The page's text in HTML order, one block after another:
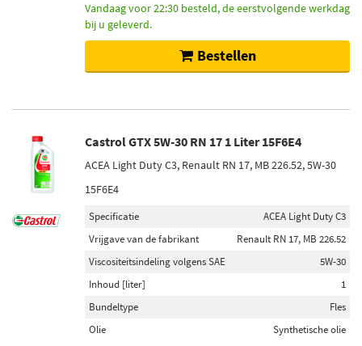
Vandaag voor 22:30 besteld, de eerstvolgende werkdag
bij u geleverd.
Bestellen
Castrol GTX 5W-30 RN 17 1 Liter 15F6E4
ACEA Light Duty C3, Renault RN 17, MB 226.52, 5W-30
15F6E4
Specificatie
ACEA Light Duty C3
Vrijgave van de fabrikant
Renault RN 17, MB 226.52
Viscositeitsindeling volgens SAE
5W-30
Inhoud [liter]
1
Bundeltype
Fles
Olie
Synthetische olie